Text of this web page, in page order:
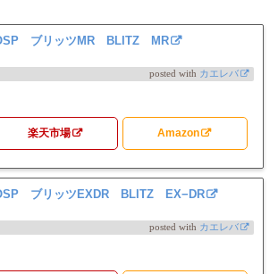
ブリッツMR BLITZ MR
posted with カエレバ
楽天市場 Amazon
ブリッツEXDR BLITZ EX−DR
posted with カエレバ